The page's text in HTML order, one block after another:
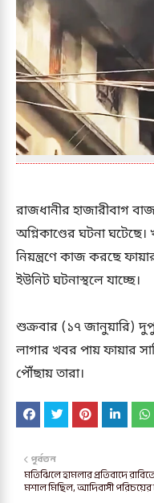
রাজধানীর হাজারীবাগ
অগ্নিকাণ্ডের ঘটনা
নিয়ন্ত্রণে কাজ করছে
ইউনিট ঘটনাস্থলে যাচ্ছে।
শুক্রবার (১৭ জানুয়ারি)
লাগার খবর পায় ফায়ার
পৌঁছায় তারা।
পূর্বতন
মতিঝিলে হামলার প্রতিবাদে
মশাল মিছিল, আদিবাসী পরিচয়ের